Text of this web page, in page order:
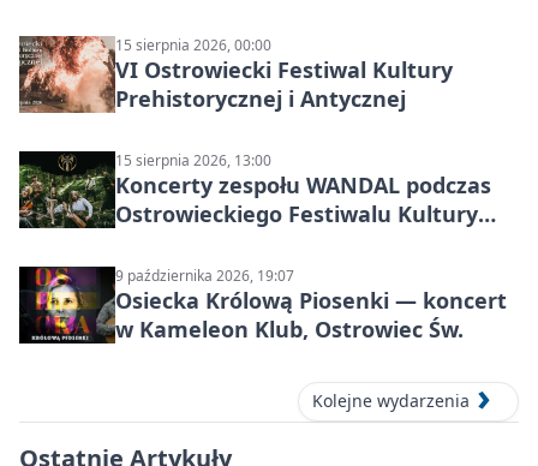
15 sierpnia 2026, 00:00
VI Ostrowiecki Festiwal Kultury
Prehistorycznej i Antycznej
15 sierpnia 2026, 13:00
Koncerty zespołu WANDAL podczas
Ostrowieckiego Festiwalu Kultury
9 października 2026, 19:07
Osiecka Królową Piosenki — koncert
w Kameleon Klub, Ostrowiec Św.
Kolejne wydarzenia
Ostatnie Artykuły